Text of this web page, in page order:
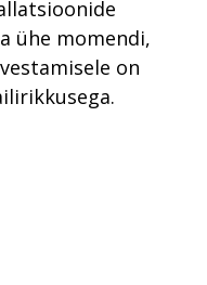
ühe momendi,
on